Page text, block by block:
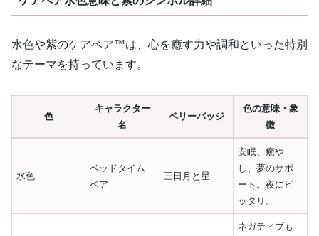
水色や紫のケアベア™は、心を癒す力や調和といった特別
なテーマを持っています。
色
キャラクター
名
ベリーバッジ
色の意味・象
徴
水色
ベッドタイム
ベア
三日月と星
安眠、癒や
し、夢のサポ
ート。夜にピ
ッタリ。
ネガティブも